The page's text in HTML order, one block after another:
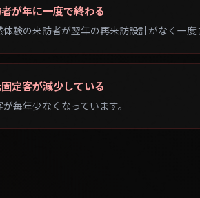
験の来訪者が翌年の再来訪設計がなく一度
定客が減少している
毎年少なくなっています。